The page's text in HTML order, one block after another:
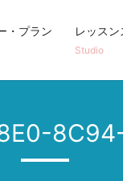
・プラン レッス
Studio